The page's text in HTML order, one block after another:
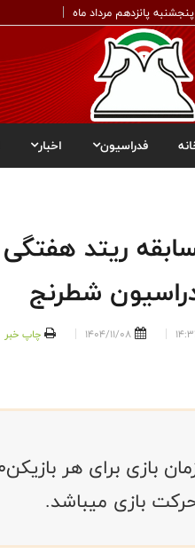
پنجشنبه پانزدهم مرداد ماه
فدراسیون اخبار
شطرنج
1404/11/08 چاپ خبر
بازی میباشد.